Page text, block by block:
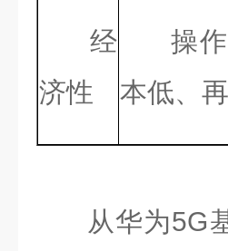
经
济性
操
本低、
从华为5G